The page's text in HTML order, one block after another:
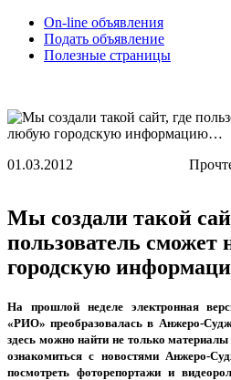
On-line объявления
Подать объявление
Полезные страницы
01.03.2012
Мы создали такой
пользователь
городскую
На прошлой неделе электронная
«РИО» преобразовалась в Анжеро-
здесь можно найти не только
ознакомиться с новостями Анжеро-
посмотреть фоторепортажи и